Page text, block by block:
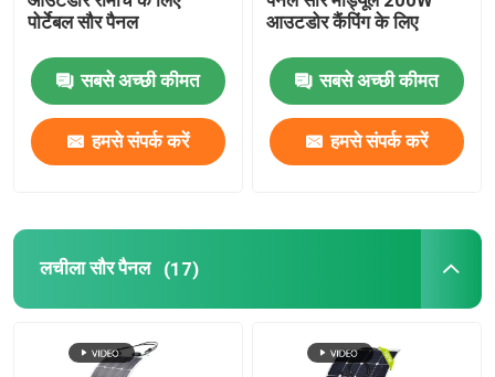
फोल्डिंग सोलर पैनल
पोर्टेबल सौर चार्जर
पोर्टेबल सौर पैनल
सबसे अच्छी कीमत
हमसे संपर्क करें
आउटडोर कैंपिंग के लिए
सबसे अच्छी कीमत
हमसे संपर्क करें
लचीला सौर पैनल (17)